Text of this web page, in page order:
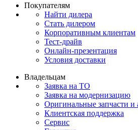
Покупателям
Найти дилера
Стать дилером
Корпоративным клиентам
Тест-драйв
Онлайн-презентация
Условия доставки
Владельцам
Заявка на ТО
Заявка на модернизацию
Оригинальные запчасти и
Клиентская поддержка
Сервис